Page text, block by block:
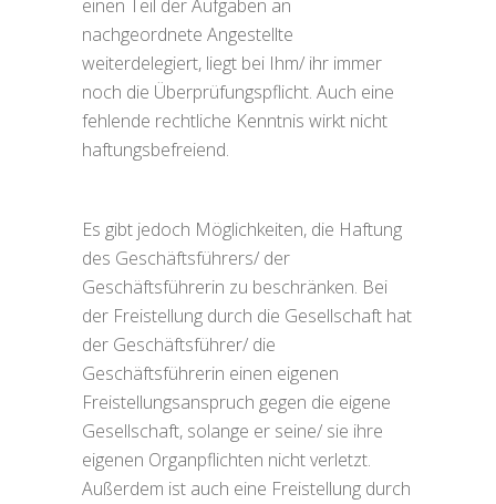
einen Teil der Aufgaben an
nachgeordnete Angestellte
weiterdelegiert, liegt bei Ihm/ ihr immer
noch die Überprüfungspflicht. Auch eine
fehlende rechtliche Kenntnis wirkt nicht
haftungsbefreiend.
Es gibt jedoch Möglichkeiten, die Haftung
des Geschäftsführers/ der
Geschäftsführerin zu beschränken. Bei
der Freistellung durch die Gesellschaft hat
der Geschäftsführer/ die
Geschäftsführerin einen eigenen
Freistellungsanspruch gegen die eigene
Gesellschaft, solange er seine/ sie ihre
eigenen Organpflichten nicht verletzt.
Außerdem ist auch eine Freistellung durch